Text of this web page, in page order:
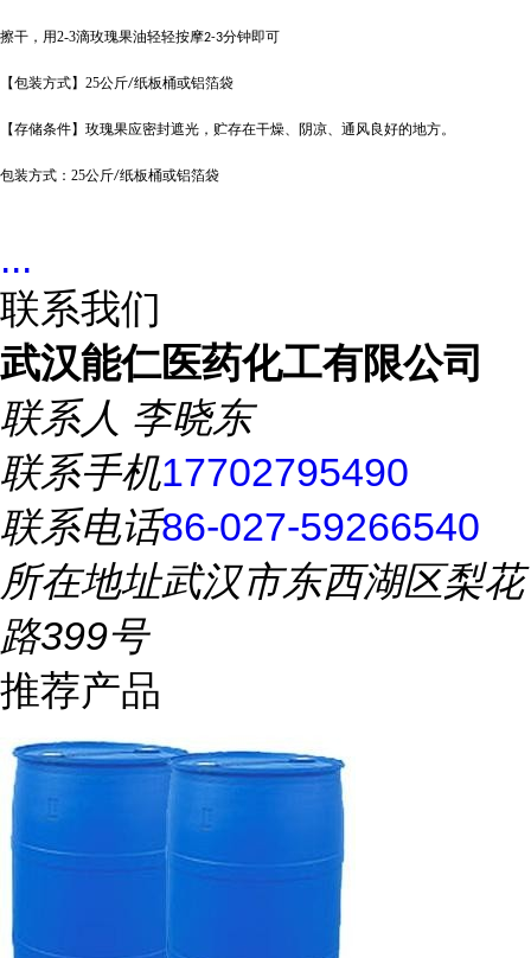
擦干，用2-3滴玫瑰果油轻轻按摩2-3分钟即可
【包装方式】 25公斤/纸板桶或铝箔袋
【存储条件】玫瑰果应密封遮光，贮存在干燥、阴凉、通风良好的地方。
包装方式： 25公斤/纸板桶或铝箔袋
...
联系我们
武汉能仁医药化工有限公司
联系人 李晓东
联系手机17702795490
联系电话86-027-59266540
所在地址武汉市东西湖区梨花
路399号
推荐产品